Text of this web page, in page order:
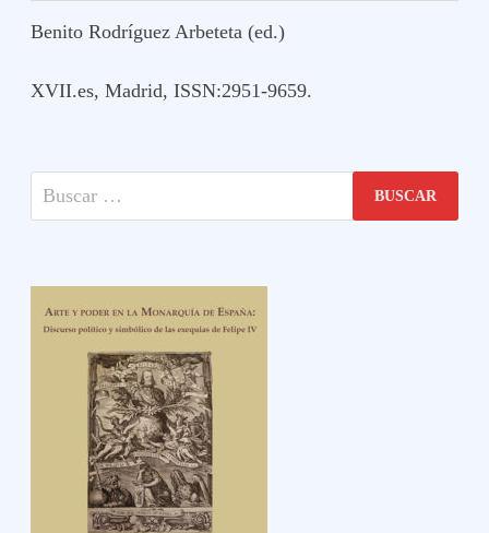
Benito Rodríguez Arbeteta (ed.)
XVII.es, Madrid, ISSN:2951-9659.
Buscar: